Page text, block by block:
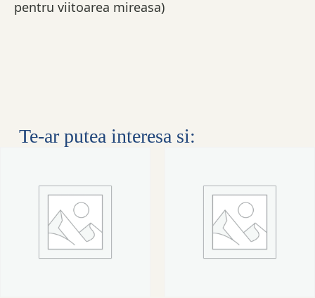
pentru viitoarea mireasa)
Te-ar putea interesa si: